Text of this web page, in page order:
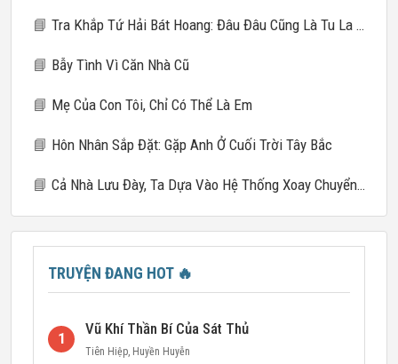
📘 Tra Khắp Tứ Hải Bát Hoang: Đâu Đâu Cũng Là Tu La Tràng
📘 Bẫy Tình Vì Căn Nhà Cũ
📘 Mẹ Của Con Tôi, Chỉ Có Thể Là Em
📘 Hôn Nhân Sắp Đặt: Gặp Anh Ở Cuối Trời Tây Bắc
📘 Cả Nhà Lưu Đày, Ta Dựa Vào Hệ Thống Xoay Chuyển Giang Sơn
TRUYỆN ĐANG HOT 🔥
1
Vũ Khí Thần Bí Của Sát Thủ
Tiên Hiệp, Huyền Huyễn